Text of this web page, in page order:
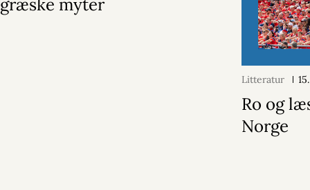
græske myter
Litteratur
Ro og
Norge